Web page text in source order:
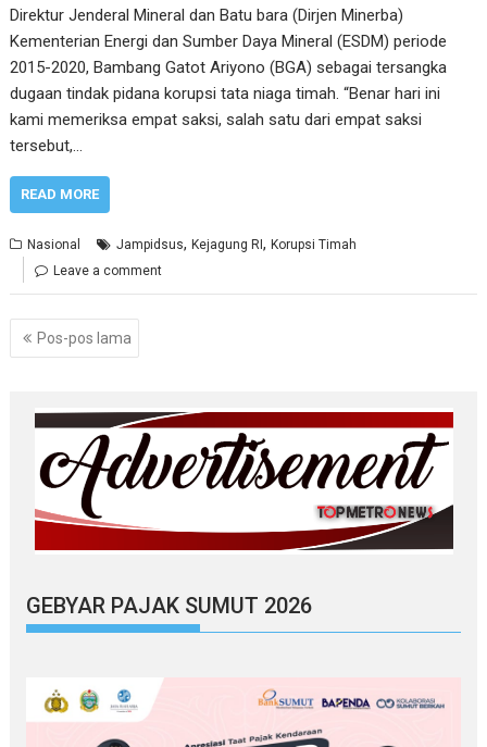
Direktur Jenderal Mineral dan Batu bara (Dirjen Minerba)
Kementerian Energi dan Sumber Daya Mineral (ESDM) periode
2015-2020, Bambang Gatot Ariyono (BGA) sebagai tersangka
dugaan tindak pidana korupsi tata niaga timah. “Benar hari ini
kami memeriksa empat saksi, salah satu dari empat saksi
tersebut,…
READ MORE
Nasional Jampidsus,Kejagung RI,Korupsi Timah
Leave a comment
Navigasi
pos
Pos-pos lama
GEBYAR PAJAK SUMUT 2026